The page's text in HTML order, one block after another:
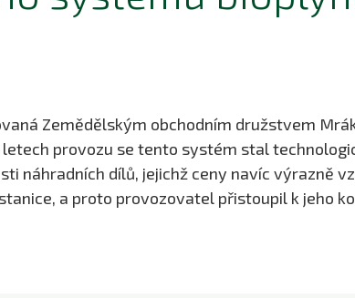
Zemědělským obchodním družstvem
provozu se tento systém stal
náhradních dílů, jejichž ceny navíc výrazně
a proto provozovatel přistoupil k jeho